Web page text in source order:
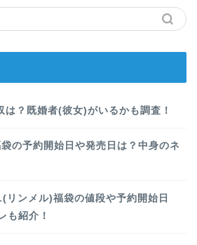
？既婚者(彼女)がいるかも調査！
の予約開始日や発売日は？中身のネ
リンメル)福袋の値段や予約開始日
も紹介！